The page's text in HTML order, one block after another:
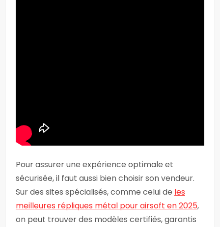
Pour assurer une expérience optimale et
sécurisée, il faut aussi bien choisir son vendeur.
Sur des sites spécialisés, comme celui de les
meilleures répliques métal pour airsoft en 2025,
on peut trouver des modèles certifiés, garantis